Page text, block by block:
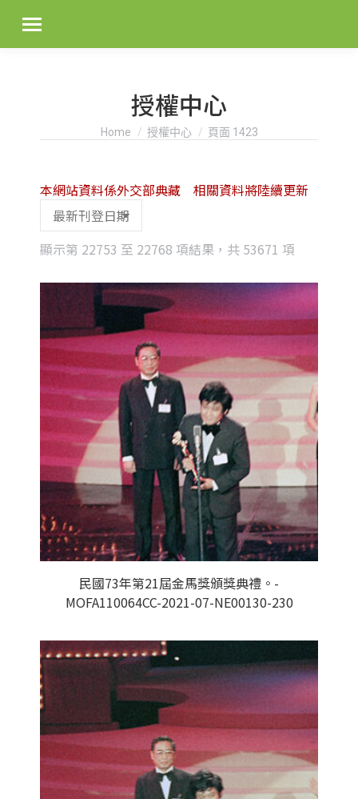
授權中心
You are here:
Home 授權中心 頁面 1423
顯示第 22753 至 22768 項結果，共 53671 項
latest
本網站資料係外交部典藏 相關資料將陸續更新
民國73年第21屆金馬獎頒獎典禮。-
MOFA110064CC-2021-07-NE00130-230